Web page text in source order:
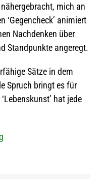
mich an
‘Gegen­check’ ani­miert
Nach­den­ken über
Stand­punkte angeregt.
Sätze in dem
Spruch bringt es für
hat jede